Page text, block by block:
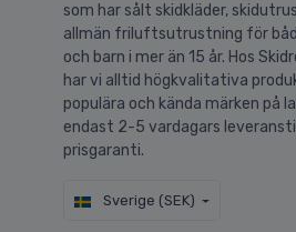
som har sålt skidkläder,
allmän friluftsutrustning för
och barn i mer än 15 år. Hos
har vi alltid högkvalitativa
populära och kända märken på
endast 2-5 vardagars
prisgaranti.
Sverige (SEK)